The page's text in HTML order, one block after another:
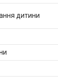
дитини